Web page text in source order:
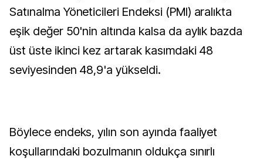
Satınalma Yöneticileri Endeksi (PMI) aralıkta
eşik değer 50'nin altında kalsa da aylık bazda
üst üste ikinci kez artarak kasımdaki 48
seviyesinden 48,9'a yükseldi.
Böylece endeks, yılın son ayında faaliyet
koşullarındaki bozulmanın oldukça sınırlı